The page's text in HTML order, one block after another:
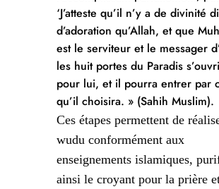
‘J’atteste qu’il n’y a de divinité
d’adoration qu’Allah, et que
est le serviteur et le messager
les huit portes du Paradis
pour lui, et il pourra entrer par
qu’il choisira. » (Sahih Muslim).
Ces étapes permettent de
wudu conformément aux
enseignements islamiques,
ainsi le croyant pour la prière